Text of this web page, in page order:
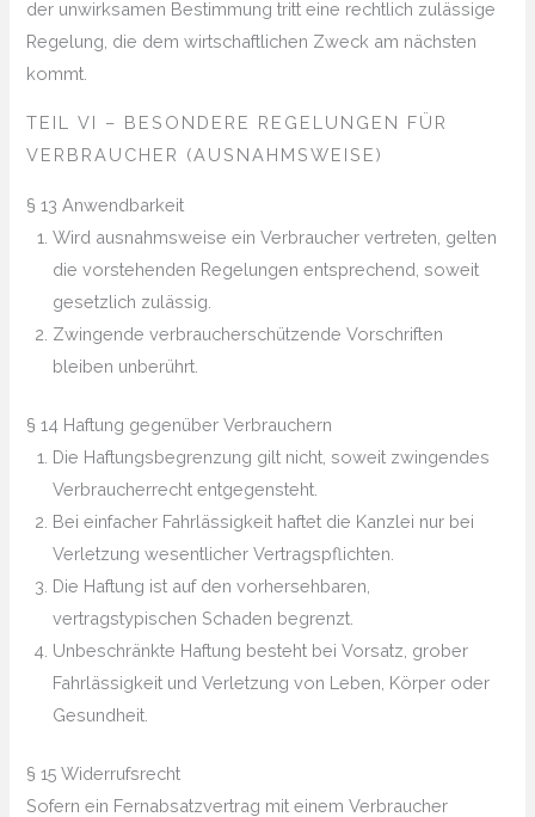
der unwirksamen Bestimmung tritt eine rechtlich zulässige
Regelung, die dem wirtschaftlichen Zweck am nächsten
kommt.
TEIL VI – BESONDERE REGELUNGEN FÜR
VERBRAUCHER (AUSNAHMSWEISE)
§ 13 Anwendbarkeit
Wird ausnahmsweise ein Verbraucher vertreten, gelten
die vorstehenden Regelungen entsprechend, soweit
gesetzlich zulässig.
Zwingende verbraucherschützende Vorschriften
bleiben unberührt.
§ 14 Haftung gegenüber Verbrauchern
Die Haftungsbegrenzung gilt nicht, soweit zwingendes
Verbraucherrecht entgegensteht.
Bei einfacher Fahrlässigkeit haftet die Kanzlei nur bei
Verletzung wesentlicher Vertragspflichten.
Die Haftung ist auf den vorhersehbaren,
vertragstypischen Schaden begrenzt.
Unbeschränkte Haftung besteht bei Vorsatz, grober
Fahrlässigkeit und Verletzung von Leben, Körper oder
Gesundheit.
§ 15 Widerrufsrecht
Sofern ein Fernabsatzvertrag mit einem Verbraucher